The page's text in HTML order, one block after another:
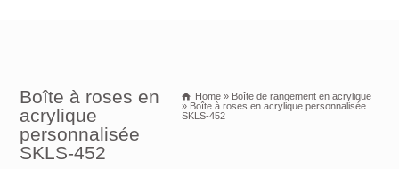
Boîte à roses en
acrylique
personnalisée
SKLS-452
Home » Boîte de rangement en acrylique
» Boîte à roses en acrylique personnalisée
SKLS-452